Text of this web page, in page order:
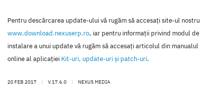
Pentru descărcarea update-ului vă rugăm să accesaţi site-ul nostru
www.download.nexuserp.ro, iar pentru informaţii privind modul de
instalare a unui update vă rugăm să accesaţi articolul din manualul
online al aplicaţiei Kit-uri, update-uri şi patch-uri.
20 FEB 2017 | V.17.6.0 | NEXUS MEDIA